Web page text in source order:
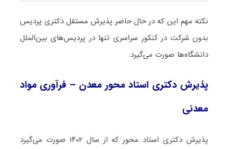
نکته مهم این که در حال حاضر پذیرش مستقل دکتری پردیس
بدون شرکت در کنکور سراسری تنها در پردیس‌های بین‌الملل
دانشگاه‌ها صورت می‌گیرد.
پذیرش دکتری استاد محور معدن – فرآوری مواد
معدنی
پذیرش دکتری استاد محور که از سال ۱۴۰۲ صورت می‌گیرد